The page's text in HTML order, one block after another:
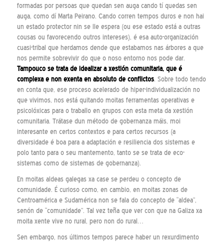
formadas por persoas que quedan sen auga cando tí quedas sen
auga, como dí Marta Peirano. Cando corren tempos duros e non hai
un estado protector nin se lle espera (ou ese estado está a outras
cousas ou favorecendo outros intereses), é esa auto-organización
cuasi-tribal que herdamos dende que estabamos nas árbores a que
nos permite sobrevivir do que o noso entorno nos pode dar.
Tampouco se trata de idealizar a xestión comunitaria, que é
complexa e non exenta en absoluto de conflictos. Sobre todo tendo
en conta que, ese proceso acelerado de hiper-individualización no
que vivimos, nos está quitando moitas ferramentas operativas e
psicolóxicas para o traballo en grupos con esta meta da xestión
comunitaria. Trátase dun método de gobernanza máis, moi
interesante en certos contextos e para certos recursos (a
diversidade é boa para a adaptación e resiliencia dos sistemas e
polo tanto para o seu mantemento, tanto se se trata de eco-
sistemas como de sistemas de gobernanza).
En moitas aldeas galegas xa case se perdeu o concepto de
comunidade. É curioso como, en cambio, en moitas zonas de
Centroamérica e Sudamérica non se fala do concepto de “aldea”,
senón de “comunidade”. Tal vez teña que ver con que na Galiza xa
moita xente vive no rural, pero non do rural…
Sen embargo, nos últimos tempos parece haber un rexurdimento